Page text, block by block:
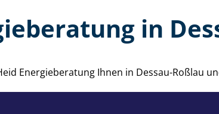
in
Energieberatung Ihnen in Dessau-Roßlau